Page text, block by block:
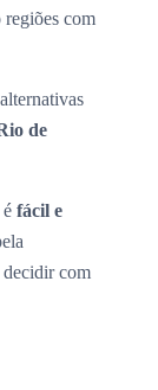
com
de
fácil e
decidir com